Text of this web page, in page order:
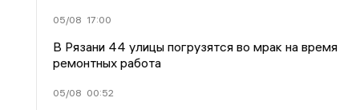
05/08 17:00
В Рязани 44 улицы погрузятся во мрак на время
ремонтных работа
05/08 00:52